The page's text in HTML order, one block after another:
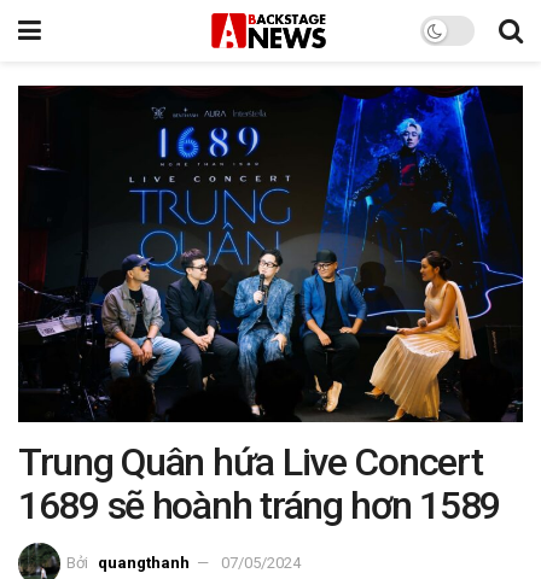
Trung Quân hứa Live Concert
1689 sẽ hoành tráng hơn 1589
Bởi quangthanh 07/05/2024